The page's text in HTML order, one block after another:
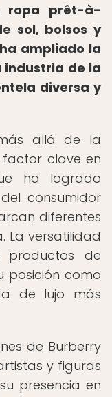
ropa prêt-à-
sol, bolsos y
ampliado la
industria de la
diversa y
allá de la
clave en
ha logrado
consumidor
diferentes
La versatilidad
de
posición como
de lujo más
de Burberry
y figuras
presencia en